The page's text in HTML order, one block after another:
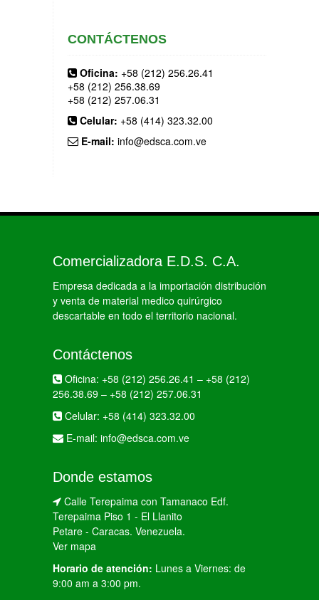
CONTÁCTENOS
Oficina: +58 (212) 256.26.41
+58 (212) 256.38.69
+58 (212) 257.06.31
Celular: +58 (414) 323.32.00
E-mail: info@edsca.com.ve
Comercializadora E.D.S. C.A.
Empresa dedicada a la importación distribución
y venta de material medico quirúrgico
descartable en todo el territorio nacional.
Contáctenos
Oficina: +58 (212) 256.26.41 – +58 (212)
256.38.69 – +58 (212) 257.06.31
Celular: +58 (414) 323.32.00
E-mail: info@edsca.com.ve
Donde estamos
Calle Terepaima con Tamanaco Edf.
Terepaima Piso 1 - El Llanito
Petare - Caracas. Venezuela.
Ver mapa
Horario de atención: Lunes a Viernes: de
9:00 am a 3:00 pm.